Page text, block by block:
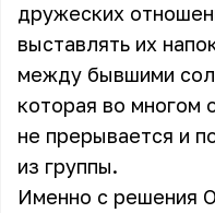
дружеских
выставлять их
между бывшими
которая во многом
не прерывается и
из группы.
Именно с решения